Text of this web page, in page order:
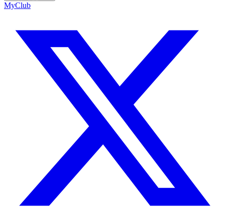
MyClub